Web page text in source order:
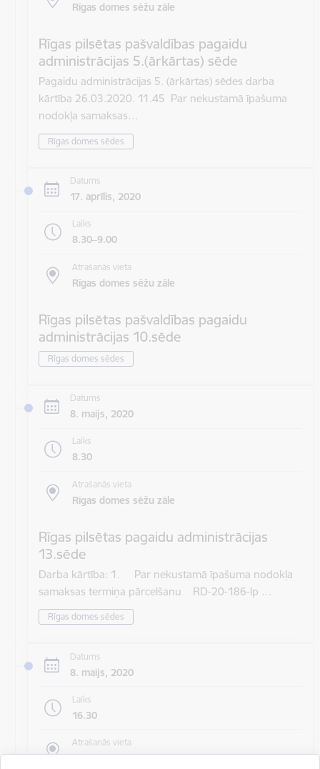
Rīgas domes sēžu zāle
Rīgas pilsētas pašvaldības pagaidu
administrācijas 5.(ārkārtas) sēde
Pagaidu administrācijas 5. (ārkārtas) sēdes darba
kārtība 26.03.2020. 11.45 Par nekustamā īpašuma
nodokļa samaksas…
Rīgas domes sēdes
Datums
17. aprīlis, 2020
Laiks
8.30–9.00
Atrašanās vieta
Rīgas domes sēžu zāle
Rīgas pilsētas pašvaldības pagaidu
administrācijas 10.sēde
Rīgas domes sēdes
Datums
8. maijs, 2020
Laiks
8.30
Atrašanās vieta
Rīgas domes sēžu zāle
Rīgas pilsētas pagaidu administrācijas
13.sēde
Darba kārtība: 1. Par nekustamā īpašuma nodokļa
samaksas termiņa pārcelšanu RD-20-186-lp …
Rīgas domes sēdes
Datums
8. maijs, 2020
Laiks
16.30
Atrašanās vieta
Rīgas domes sēžu zāle